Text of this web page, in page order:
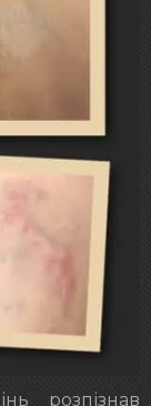
розпізнав